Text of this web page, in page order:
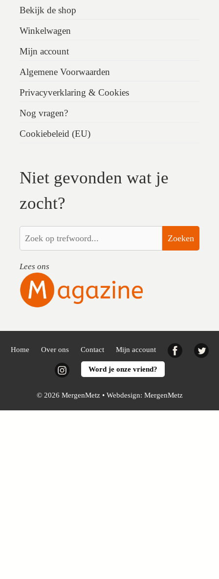
Bekijk de shop
Winkelwagen
Mijn account
Algemene Voorwaarden
Privacyverklaring & Cookies
Nog vragen?
Cookiebeleid (EU)
Niet gevonden wat je
zocht?
Zoeken
Lees ons
Home Over ons Contact Mijn account Facebook
InstagramWord je onze vriend?
© 2026 MergenMetz • Webdesign: MergenMetz